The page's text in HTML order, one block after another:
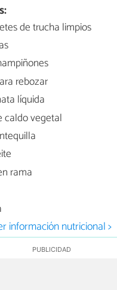
de trucha limpios
rebozar
líquida
caldo vegetal
rama
información nutricional >